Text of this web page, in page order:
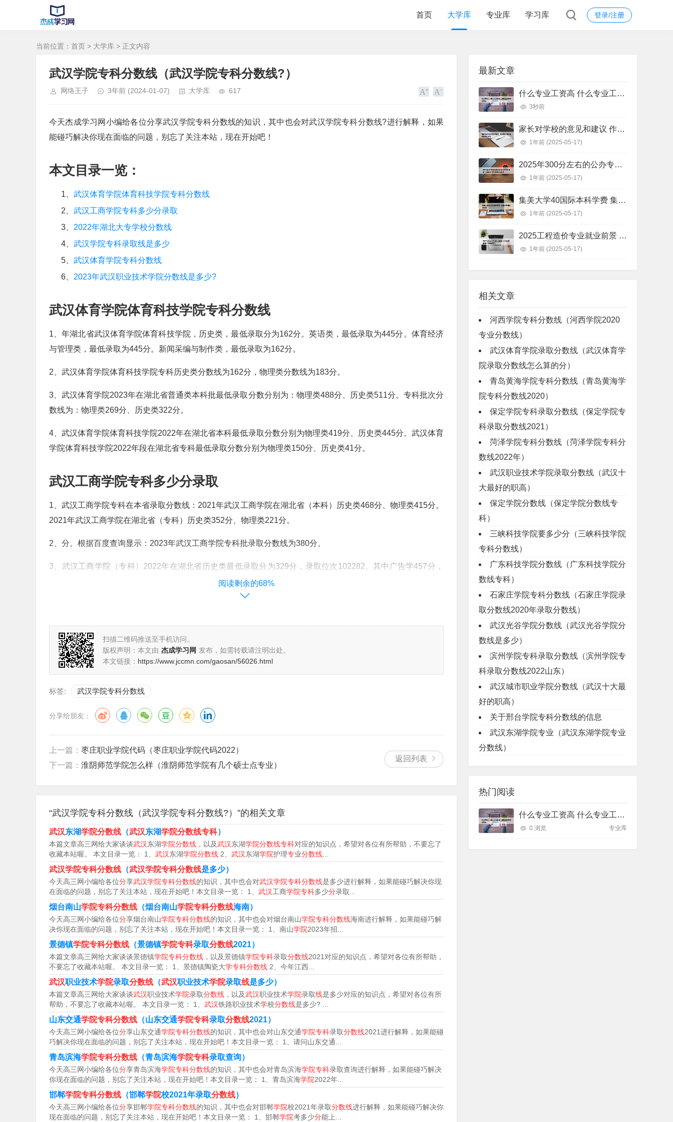
登录/注册
首页 大学库 专业库 学习库
当前位置： 首页 > 大学库 > 正文内容
武汉学院专科分数线（武汉学院专科分数线?）
网络王子 3年前 (2024-01-07) 大学库 617
今天杰成学习网小编给各位分享武汉学院专科分数线的知识，其中也会对武汉学院专科分数线?进行解释，如果
能碰巧解决你现在面临的问题，别忘了关注本站，现在开始吧！
本文目录一览：
1、 武汉体育学院体育科技学院专科分数线
2、 武汉工商学院专科多少分录取
3、 2022年湖北大专学校分数线
4、 武汉学院专科录取线是多少
5、 武汉体育学院专科分数线
6、 2023年武汉职业技术学院分数线是多少?
武汉体育学院体育科技学院专科分数线
1、年湖北省武汉体育学院体育科技学院，历史类，最低录取分为162分。英语类，最低录取为445分。体育经济
与管理类，最低录取为445分。新闻采编与制作类，最低录取为162分。
2、武汉体育学院体育科技学院专科历史类分数线为162分，物理类分数线为183分。
3、武汉体育学院2023年在湖北省普通类本科批最低录取分数分别为：物理类488分、历史类511分。专科批次分
数线为：物理类269分、历史类322分。
4、武汉体育学院体育科技学院2022年在湖北省本科最低录取分数分别为物理类419分、历史类445分。武汉体育
学院体育科技学院2022年段在湖北省专科最低录取分数分别为物理类150分、历史类41分。
武汉工商学院专科多少分录取
1、武汉工商学院专科在本省录取分数线：2021年武汉工商学院在湖北省（本科）历史类468分、物理类415分。
2021年武汉工商学院在湖北省（专科）历史类352分、物理类221分。
2、分。根据百度查询显示：2023年武汉工商学院专科批录取分数线为380分。
3、武汉工商学院（专科）2022年在湖北省历史类最低录取分为329分，录取位次102282。其中广告学457分，
财务管理456分，电子商务456分，录取分数线最高的是数字经济专业，最低为463分，也是本校报考最热门的历
5、物理类412分、历史类451分。根据查询掌上高考官网显示，武汉工商学院2022年在湖北省（本科批）最低录
取分数分别为物理类412分、历史类451分。
2022年湖北大专学校分数线
本科批40特殊类型招生控制线50专科批200、专科批（独立学院、民办、省属高职除武汉）150。本科批40特殊
类型招生控制线50专科批200、专科批（独立学院、民办、省属高职除武汉）150。
湖北健康职业学院2022投档线如下：湖北健康职业学院（专科）2022年在河北省历史类最低录取分为202分，录
取位次191920。其中护理212分，医学美容技术202分，录取分数线最高的是医学检验技术专业，最低为217
分。
湖北大专录取分数线如下：2023湖北职业技术学院录取线历史类为444分，物理类为426分。
湖北2022年的高考分数线公布，本科中首选历史的文科分数线是435分，首先物理的理科分数线是409分。本科
特殊招生线：首选历史的文科分数线是527分，首选物理的理科分数线504分。
湖北省2022年高考分数线是机械类；597分；电气电子类638分；计算机类：623分；建筑技术类：625分；旅游
类：600分；农学类：591分；财经类：620分；学前教育专业：593分；护理专业：592分；汽修类：595分。
阅读剩余的68%
扫描二维码推送至手机访问。
版权声明：本文由 杰成学习网 发布，如需转载请注明出处。
本文链接： https://www.jccmn.com/gaosan/56026.html
标签: 武汉学院专科分数线
分享给朋友：
返回列表
上一篇： 枣庄职业学院代码（枣庄职业学院代码2022）
下一篇： 淮阴师范学院怎么样（淮阴师范学院有几个硕士点专业）
“武汉学院专科分数线（武汉学院专科分数线?）”的相关文章
武汉东湖学院分数线 （武汉东湖学院分数线专科）
本篇文章高三网给大家谈谈武汉东湖学院分数线 ，以及武汉东湖学院分数线专科对应的知识点，希望对各位有所帮助，不要忘了
收藏本站喔。 本文目录一览： 1、 武汉东湖学院分数线 2、 武汉东湖学院护理专业分数线
武汉学院专科分数线 （武汉学院专科分数线是多少）
今天高三网小编给各位分享武汉学院专科分数线的知识，其中也会对武汉学院专科分数线是多少进行解释，如果能碰巧解决你现
在面临的问题，别忘了关注本站，现在开始吧！本文目录一览： 1、 武汉工商学院专科多少分录取...
烟台南山学院专科分数线 （烟台南山学院专科分数线海南）
今天高三网小编给各位分享烟台南山学院专科分数线的知识，其中也会对烟台南山学院专科分数线海南进行解释，如果能碰巧解
决你现在面临的问题，别忘了关注本站，现在开始吧！本文目录一览： 1、南山学院2023年招...
景德镇学院专科分数线 （景德镇学院专科录取分数线2021）
本篇文章高三网给大家谈谈景德镇学院专科分数线 ，以及景德镇学院专科录取分数线2021对应的知识点，希望对各位有所帮助，
不要忘了收藏本站喔。 本文目录一览： 1、景德镇陶瓷大学专科分数线 2、今年江西...
武汉职业技术学院录取分数线 （武汉职业技术学院录取线是多少）
本篇文章高三网给大家谈谈武汉职业技术学院录取分数线 ，以及武汉职业技术学院录取线是多少对应的知识点，希望对各位有所
帮助，不要忘了收藏本站喔。 本文目录一览： 1、 武汉铁路职业技术学校分数线是多少? ...
山东交通学院专科分数线 （山东交通学院专科录取分数线2021）
今天高三网小编给各位分享山东交通学院专科分数线的知识，其中也会对山东交通学院专科录取分数线2021进行解释，如果能碰
巧解决你现在面临的问题，别忘了关注本站，现在开始吧！本文目录一览： 1、请问山东交通...
青岛滨海学院专科分数线 （青岛滨海学院专科录取查询）
今天高三网小编给各位分享青岛滨海学院专科分数线的知识，其中也会对青岛滨海学院专科录取查询进行解释，如果能碰巧解决
你现在面临的问题，别忘了关注本站，现在开始吧！本文目录一览： 1、青岛滨海学院2022年...
邯郸学院专科分数线 （邯郸学院校2021年录取分数线）
今天高三网小编给各位分享邯郸学院专科分数线的知识，其中也会对邯郸学院校2021年录取分数线进行解释，如果能碰巧解决你
现在面临的问题，别忘了关注本站，现在开始吧！本文目录一览： 1、邯郸学院考多少分能上...
最新文章
什么专业工资高 什么专业工资高且适合物化生女
3秒前
家长对学校的意见和建议 作为家长对学校的意见和建议
1年前 (2025-05-17)
2025年300分左右的公办专科大学有哪些 全国300分左右的公办大专
1年前 (2025-05-17)
集美大学40国际本科学费 集美大学国际本科班
1年前 (2025-05-17)
2025工程造价专业就业前景 工程造价未来十年就业前景
1年前 (2025-05-17)
相关文章
河西学院专科分数线（河西学院2020
专业分数线）
武汉体育学院录取分数线（武汉体育学
院录取分数线怎么算的分）
青岛黄海学院专科分数线（青岛黄海学
院专科分数线2020）
保定学院专科录取分数线（保定学院专
科录取分数线2021）
菏泽学院专科分数线（菏泽学院专科分
数线2022年）
武汉职业技术学院录取分数线（武汉十
大最好的职高）
保定学院分数线（保定学院分数线专
科）
三峡科技学院要多少分（三峡科技学院
专科分数线）
广东科技学院分数线（广东科技学院分
数线专科）
石家庄学院专科分数线（石家庄学院录
取分数线2020年录取分数线）
武汉光谷学院分数线（武汉光谷学院分
数线是多少）
滨州学院专科录取分数线（滨州学院专
科录取分数线2022山东）
武汉城市职业学院分数线（武汉十大最
好的职高）
关于邢台学院专科分数线的信息
武汉东湖学院专业（武汉东湖学院专业
分数线）
热门阅读
什么专业工资高 什么专业工资高且适合物化生女
0 浏览 专业库